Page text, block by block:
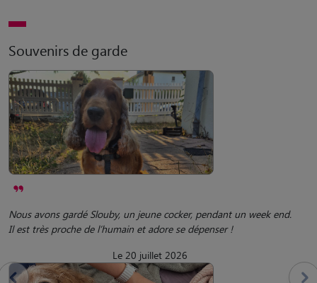
Souvenirs de garde
Nous avons gardé Slouby, un jeune cocker, pendant un week end.
Il est très proche de l’humain et adore se dépenser !
Le 20 juillet 2026